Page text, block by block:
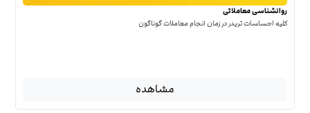
روانشناسی معاملاتی
کلیه احساسات تریدر در زمان انجام معاملات گوناگون
مشاهده